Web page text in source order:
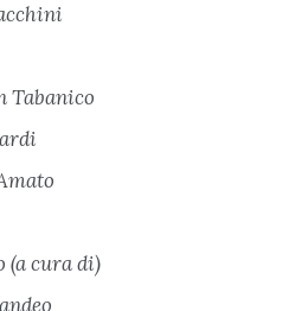
Tabanico
(a cura di)